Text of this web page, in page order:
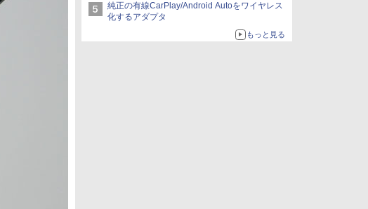
純正の有線CarPlay/Android Autoをワイヤレス
化するアダプタ
もっと見る